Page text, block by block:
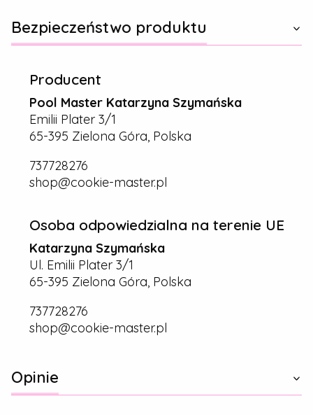
Bezpieczeństwo produktu
Producent
Pool Master Katarzyna Szymańska
Emilii Plater 3/1
65-395 Zielona Góra, Polska
737728276
shop@cookie-master.pl
Osoba odpowiedzialna na terenie UE
Katarzyna Szymańska
Ul. Emilii Plater 3/1
65-395 Zielona Góra, Polska
737728276
shop@cookie-master.pl
Opinie